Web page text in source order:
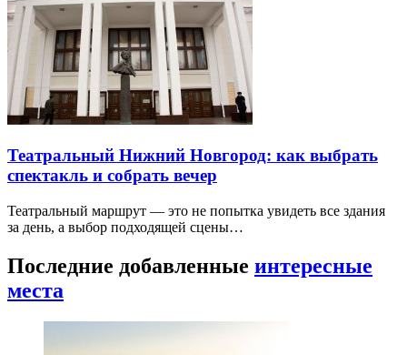
Театральный Нижний Новгород: как выбрать
спектакль и собрать вечер
Театральный маршрут — это не попытка увидеть все здания
за день, а выбор подходящей сцены…
Последние добавленные интересные
места